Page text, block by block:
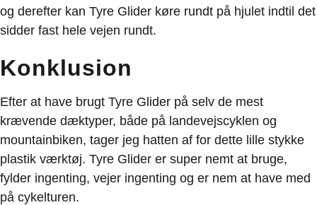
og derefter kan Tyre Glider køre rundt på hjulet indtil det
sidder fast hele vejen rundt.
Konklusion
Efter at have brugt Tyre Glider på selv de mest
krævende dæktyper, både på landevejscyklen og
mountainbiken, tager jeg hatten af for dette lille stykke
plastik værktøj. Tyre Glider er super nemt at bruge,
fylder ingenting, vejer ingenting og er nem at have med
på cykelturen.